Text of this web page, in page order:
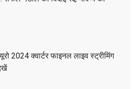
2024 क्वार्टर फाइनल लाइव स्ट्रीमिंग